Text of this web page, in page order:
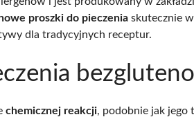
proszki do pieczenia skutecznie
dla tradycyjnych receptur.
chemicznej reakcji, podobnie jak jego